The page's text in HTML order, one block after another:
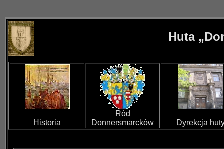
Huta „
Historia
Ród
Donnersmarcków
Dyrekcja